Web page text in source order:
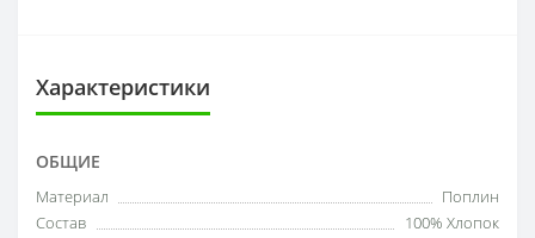
Характеристики
ОБЩИЕ
Материал
Поплин
Состав
100% Хлопок